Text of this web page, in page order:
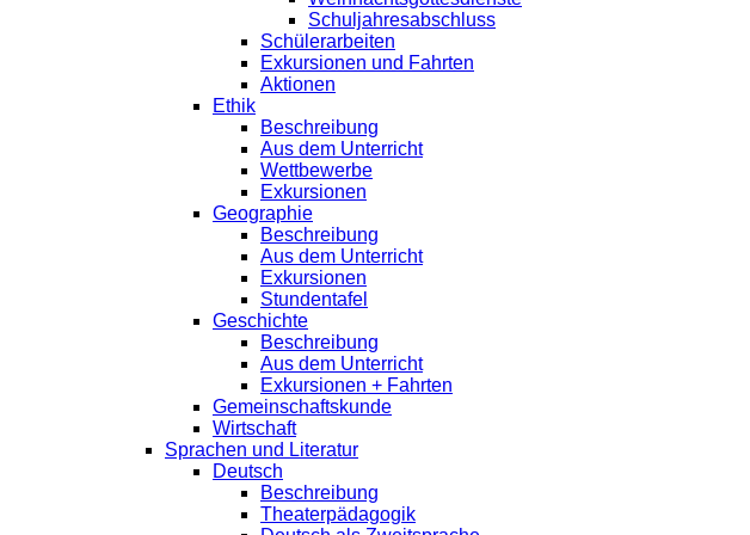
Schuljahresabschluss
Schülerarbeiten
Exkursionen und Fahrten
Aktionen
Ethik
Beschreibung
Aus dem Unterricht
Wettbewerbe
Exkursionen
Geographie
Beschreibung
Aus dem Unterricht
Exkursionen
Stundentafel
Geschichte
Beschreibung
Aus dem Unterricht
Exkursionen + Fahrten
Gemeinschaftskunde
Wirtschaft
Sprachen und Literatur
Deutsch
Beschreibung
Theaterpädagogik